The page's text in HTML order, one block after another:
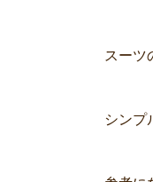
スーツ
シンプ